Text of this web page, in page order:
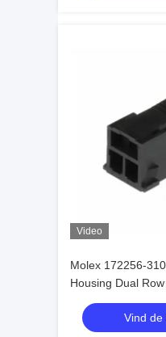
Video
Molex 172256-
Housing Dual
mm in voorraad
Vind de